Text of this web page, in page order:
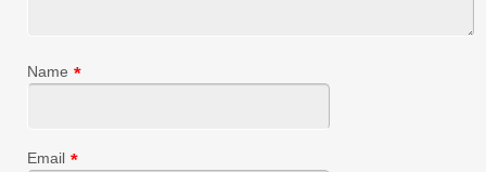
Name *
Email *